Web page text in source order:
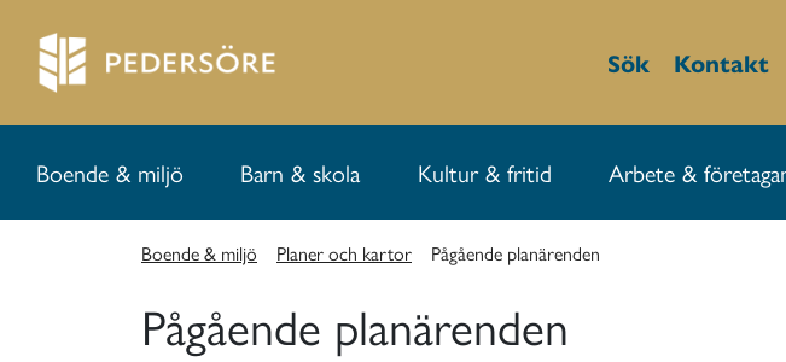
Sök Kontakt
Boende & miljö Barn & skola Kultur & fritid Arbete &
Boende & miljö Planer och kartor Pågående planärenden
Pågående planärenden